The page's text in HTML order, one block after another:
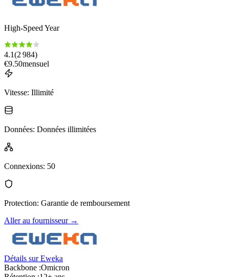
High-Speed Year
4.1(2 984)
€9.50mensuel
Vitesse: Illimité
Données: Données illimitées
Connexions: 50
Protection: Garantie de remboursement
Aller au fournisseur→
Détails sur Eweka
Backbone :Omicron